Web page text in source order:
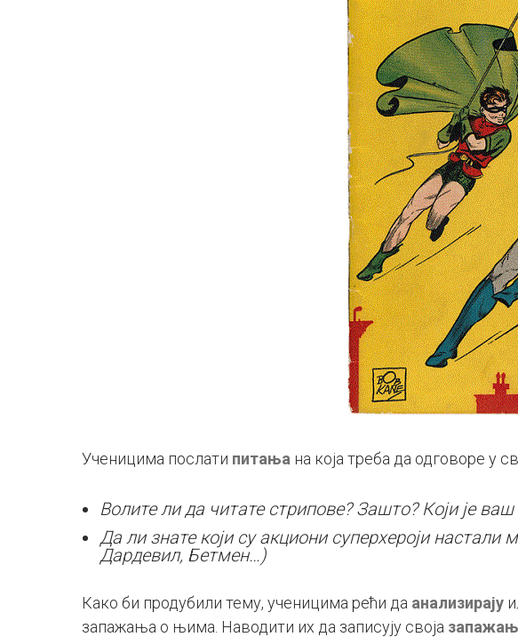
Ученицима послати питања на која треба да одговоре у
Волите ли да читате стрипове? Зашто? Који је
Да ли знате који су акциони суперхероји
Дардевил, Бетмен…)
Како би продубили тему, ученицима рећи да анализирају
запажања о њима. Наводити их да записују своја